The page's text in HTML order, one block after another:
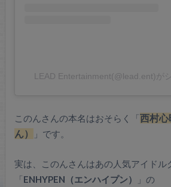
LEAD Entertainment(@lead.ent)が
このんさんの本名はおそらく「西村心
ん）
」です。
実は、このんさんはあの人気アイドル
「ENHYPEN（エンハイプン） 」の